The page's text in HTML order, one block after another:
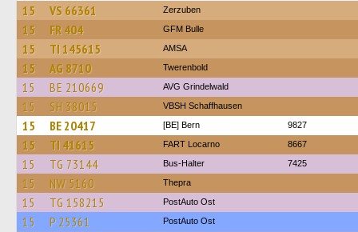
15 VS 66361 Zerzuben
15 FR 404 GFM Bulle
15 TI 145615 AMSA
15 AG 8710 Twerenbold
15 BE 210669 AVG Grindelwald
15 SH 38015 VBSH Schaffhausen
15 BE 20417 [BE] Bern 9827
15 TI 41615 FART Locarno 8667
15 TG 73144 Bus-Halter 7425
15 NW 5160 Thepra
15 TG 158215 PostAuto Ost
15 P 25361 PostAuto Ost